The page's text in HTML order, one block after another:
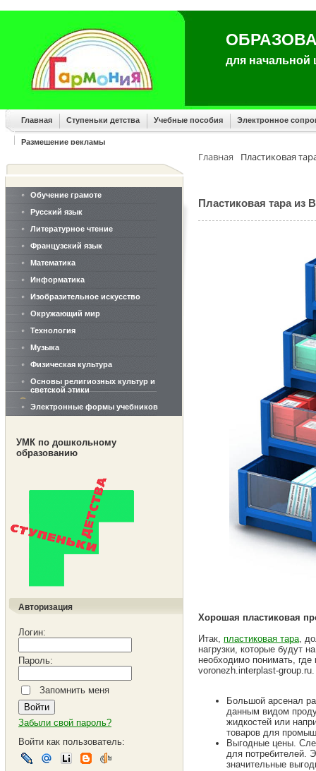
для
Главная Ступеньки детства Учебные пособия Электронное
Размещение рекламы
Обучение грамоте
Русский язык
Литературное чтение
Французский язык
Математика
Информатика
Изобразительное искусство
Окружающий мир
Технология
Музыка
Физическая культура
Основы религиозных культур и
светской этики
Электронные формы учебников
УМК по дошкольному
образованию
Авторизация
Логин:
Пароль:
Запомнить меня
Забыли свой пароль?
Войти как пользователь:
Главная Пластиковая
Пластиковая тара из
Хорошая пластиковая
Итак, пластиковая тара,
нагрузки, которые будут
необходимо понимать,
voronezh.interplast-
Большой арсенал
данным видом
жидкостей или
товаров для
Выгодные цены.
для потребителей.
значительные